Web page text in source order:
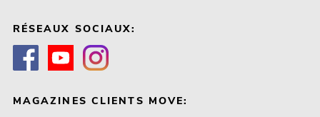
RÉSEAUX SOCIAUX:
MAGAZINES CLIENTS MOVE: